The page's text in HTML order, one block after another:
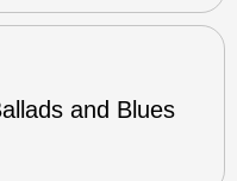
and Blues